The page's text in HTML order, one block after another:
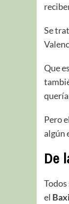
Se
Que
Pero
algún
De
el